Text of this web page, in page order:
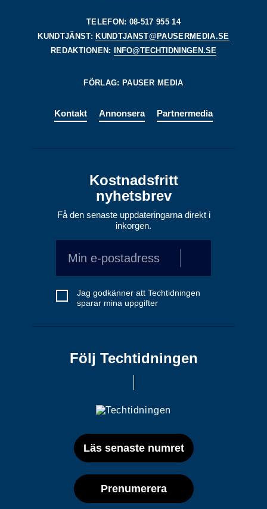
TELEFON: 08-517 955 14
KUNDTJÄNST: KUNDTJANST@PAUSERMEDIA.SE
REDAKTIONEN:
INFO@TECHTIDNINGEN.SE
FÖRLAG: PAUSER MEDIA
Kontakt Annonsera Partnermedia
Kostnadsfritt
nyhetsbrev
Få den senaste uppdateringarna direkt i
inkorgen.
Jag godkänner att Techtidningen
sparar mina uppgifter
Följ Techtidningen
Läs senaste numret
Prenumerera